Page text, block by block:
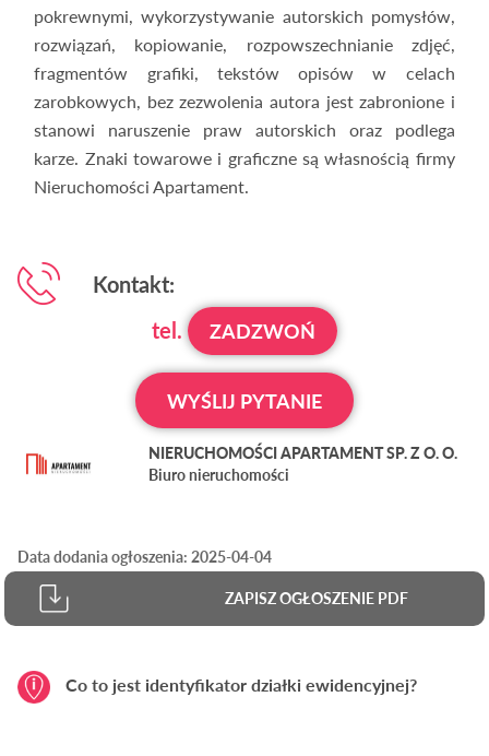
Co to jest identyfikator działki ewidencyjnej?
pokrewnymi, wykorzystywanie autorskich pomysłów,
rozwiązań, kopiowanie, rozpowszechnianie zdjęć,
fragmentów grafiki, tekstów opisów w celach
zarobkowych, bez zezwolenia autora jest zabronione i
stanowi naruszenie praw autorskich oraz podlega
karze. Znaki towarowe i graficzne są własnością firmy
Nieruchomości Apartament.
Kontakt:
tel.
ZADZWOŃ
WYŚLIJ PYTANIE
NIERUCHOMOŚCI APARTAMENT SP. Z O. O.
Biuro nieruchomości
Data dodania ogłoszenia: 2025-04-04
ZAPISZ OGŁOSZENIE PDF